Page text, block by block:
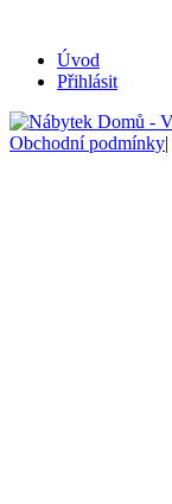
Úvod
Přihlásit
Obchodní podmínky|